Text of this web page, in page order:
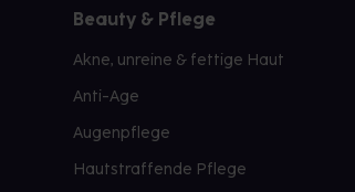
Beauty & Pflege
Akne, unreine & fettige Haut
Anti-Age
Augenpflege
Hautstraffende Pflege